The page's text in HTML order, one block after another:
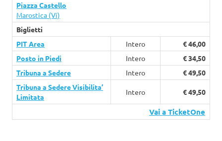
Piazza Castello
Marostica (Vi)
Biglietti
PIT Area
Intero
€ 46,00
Posto in Piedi
Intero
€ 34,50
Tribuna a Sedere
Intero
€ 49,50
Tribuna a Sedere Visibilita’
Limitata
Intero € 49,50
Vai a TicketOne